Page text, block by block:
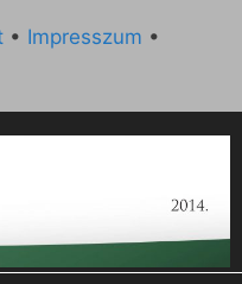
• Impresszum •